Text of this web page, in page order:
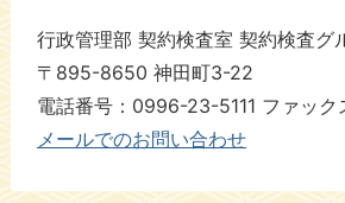
行政管理部 契約検査室 契約検査グ
〒895-8650 神田町3-22
電話番号：0996-23-5111 ファッ
メールでのお問い合わせ